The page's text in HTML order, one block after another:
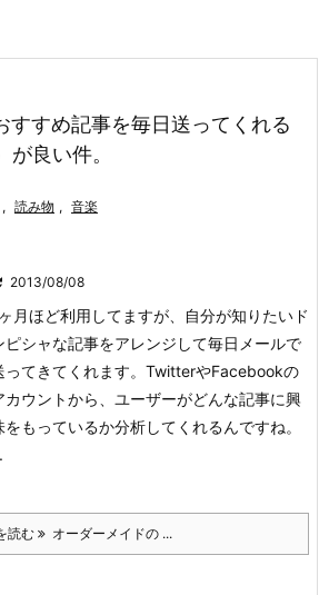
すすめ記事を毎日送ってくれる
良い件。
, 読み物 , 音楽
2013/08/08
月ほど利用してますが、自分が知りたいド
ピシャな記事をアレンジして毎日メールで
ってきてくれます。 TwitterやFacebookの
カウントから、ユーザーがどんな記事に興
をもっているか分析してくれるんですね。
読む オーダーメイドの ...